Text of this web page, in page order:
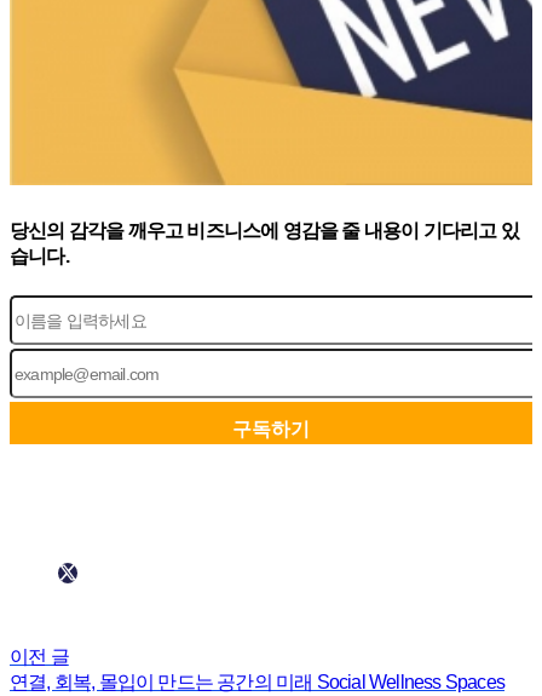
당신의 감각을 깨우고 비즈니스에 영감을 줄 내용이 기다리고 있
습니다.
이전 글
연결, 회복, 몰입이 만드는 공간의 미래 Social Wellness Spaces